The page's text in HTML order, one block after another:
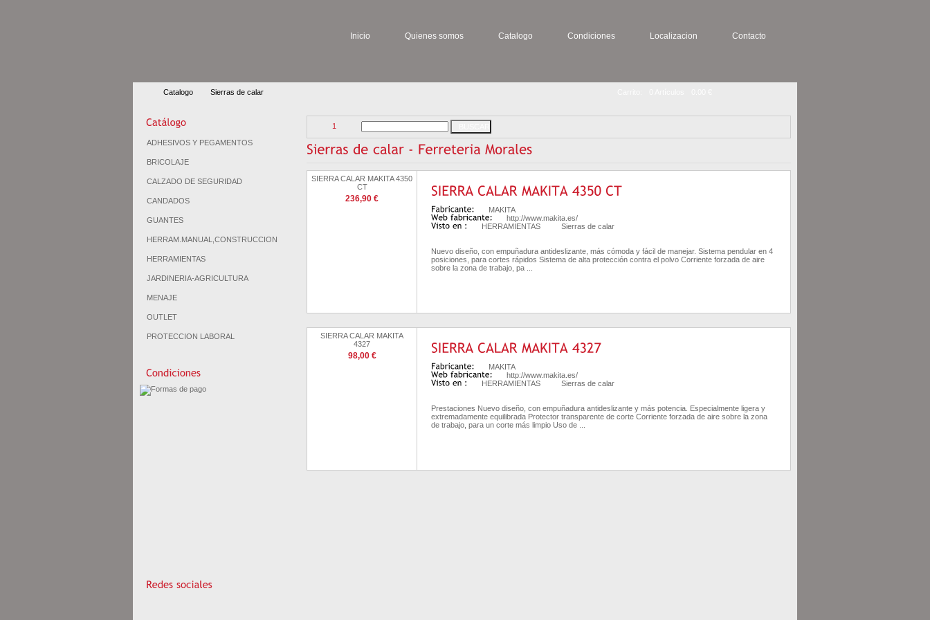
Inicio Quienes somos Catalogo Condiciones Localizacion Contacto
Catalogo Sierras de calar
ADHESIVOS Y PEGAMENTOS
BRICOLAJE
CALZADO DE SEGURIDAD
CANDADOS
GUANTES
HERRAM.MANUAL,CONSTRUCCION
HERRAMIENTAS
JARDINERIA-AGRICULTURA
MENAJE
OUTLET
PROTECCION LABORAL
1
SIERRA CALAR MAKITA 4350
CT
236,90 €
MAKITA
http://www.makita.es/
HERRAMIENTAS
Sierras de calar
Nuevo diseño, con empuñadura antideslizante, más cómoda y fácil de manejar. Sistema pendular en 4
posiciones, para cortes rápidos Sistema de alta protección contra el polvo Corriente forzada de aire
sobre la zona de trabajo, pa ...
SIERRA CALAR MAKITA
4327
98,00 €
MAKITA
http://www.makita.es/
HERRAMIENTAS
Sierras de calar
Prestaciones Nuevo diseño, con empuñadura antideslizante y más potencia. Especialmente ligera y
extremadamente equilibrada Protector transparente de corte Corriente forzada de aire sobre la zona
de trabajo, para un corte más limpio Uso de ...